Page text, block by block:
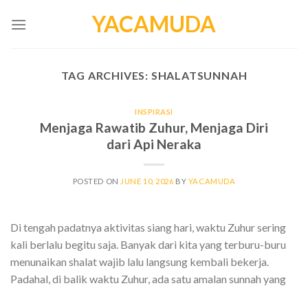
YACAMUDA
TAG ARCHIVES: SHALATSUNNAH
INSPIRASI
Menjaga Rawatib Zuhur, Menjaga Diri
dari Api Neraka
POSTED ON JUNE 10, 2026 BY YACAMUDA
Di tengah padatnya aktivitas siang hari, waktu Zuhur sering
kali berlalu begitu saja. Banyak dari kita yang terburu-buru
menunaikan shalat wajib lalu langsung kembali bekerja.
Padahal, di balik waktu Zuhur, ada satu amalan sunnah yang